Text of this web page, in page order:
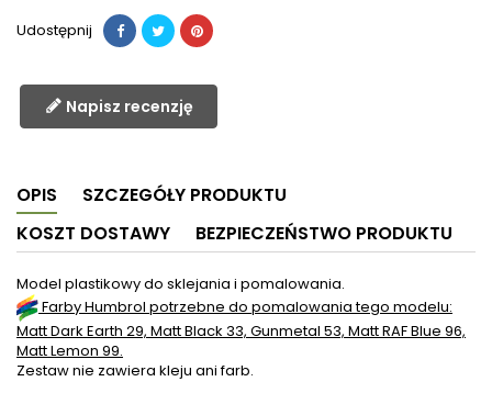
Udostępnij
Napisz recenzję
OPIS
SZCZEGÓŁY PRODUKTU
KOSZT DOSTAWY
BEZPIECZEŃSTWO PRODUKTU
Model plastikowy do sklejania i pomalowania.
Farby Humbrol potrzebne do pomalowania tego modelu:
Matt Dark Earth 29, Matt Black 33, Gunmetal 53, Matt RAF Blue 96,
Matt Lemon 99.
Zestaw nie zawiera kleju ani farb.